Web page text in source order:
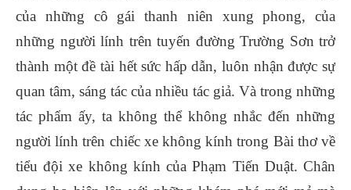
của những cô gái thanh niên xung phong, của
những người lính trên tuyến đường Trường Sơn trở
thành một đề tài hết sức hấp dẫn, luôn nhận được sự
quan tâm, sáng tác của nhiều tác giả. Và trong những
tác phẩm ấy, ta không thể không nhắc đến những
người lính trên chiếc xe không kính trong Bài thơ về
tiểu đội xe không kính của Phạm Tiến Duật. Chân